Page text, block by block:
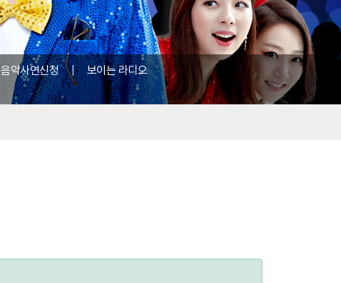
음악사연신청 | 보이는 라디오